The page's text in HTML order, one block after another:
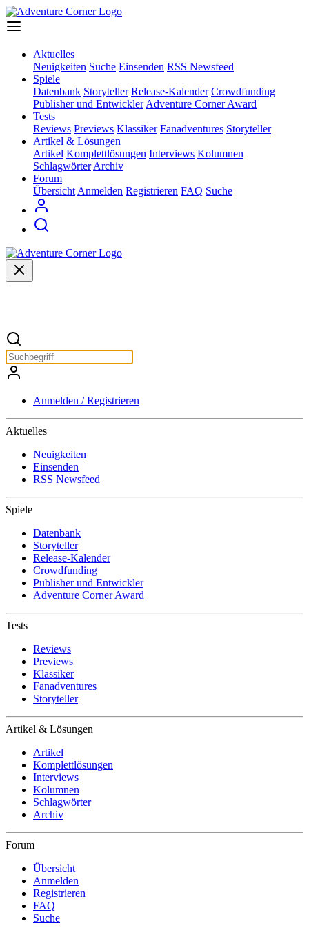
Aktuelles
Neuigkeiten Suche Einsenden RSS Newsfeed
Spiele
Datenbank Storyteller Release-Kalender Crowdfunding
Publisher und Entwickler Adventure Corner Award
Tests
Reviews Previews Klassiker Fanadventures Storyteller
Artikel & Lösungen
Artikel Komplettlösungen Interviews Kolumnen
Schlagwörter Archiv
Forum
Übersicht Anmelden Registrieren FAQ Suche
Anmelden / Registrieren
Aktuelles
Neuigkeiten
Einsenden
RSS Newsfeed
Spiele
Datenbank
Storyteller
Release-Kalender
Crowdfunding
Publisher und Entwickler
Adventure Corner Award
Tests
Reviews
Previews
Klassiker
Fanadventures
Storyteller
Artikel & Lösungen
Artikel
Komplettlösungen
Interviews
Kolumnen
Schlagwörter
Archiv
Forum
Übersicht
Anmelden
Registrieren
FAQ
Suche